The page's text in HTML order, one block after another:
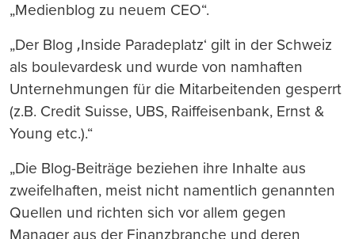
„Medienblog zu neuem CEO“.
„Der Blog ‚Inside Paradeplatz‘ gilt in der Schweiz
als boulevardesk und wurde von namhaften
Unternehmungen für die Mitarbeitenden gesperrt
(z.B. Credit Suisse, UBS, Raiffeisenbank, Ernst &
Young etc.).“
„Die Blog-Beiträge beziehen ihre Inhalte aus
zweifelhaften, meist nicht namentlich genannten
Quellen und richten sich vor allem gegen
Manager aus der Finanzbranche und deren